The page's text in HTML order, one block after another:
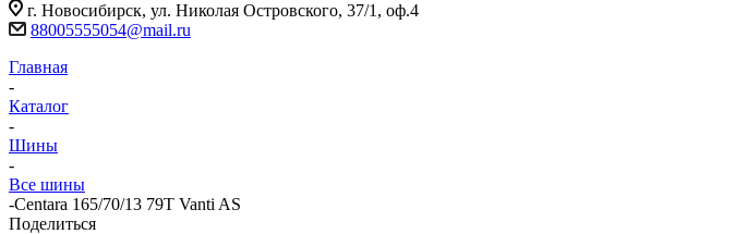
г. Новосибирск, ул. Николая Островского, 37/1, оф.4
88005555054@mail.ru
Главная
-
Каталог
-
Шины
-
Все шины
-Centara 165/70/13 79T Vanti AS
Поделиться